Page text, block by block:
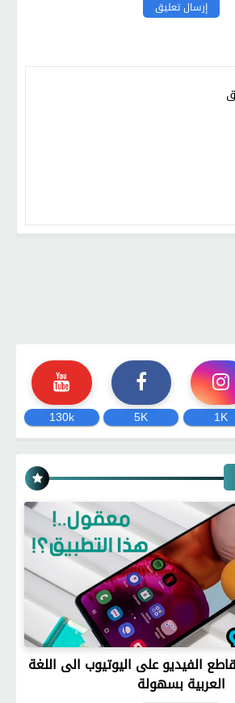
إرسال تعليق
1K
5K
130k
الفيديو على اليوتيوب الى اللغة
العربية بسهولة